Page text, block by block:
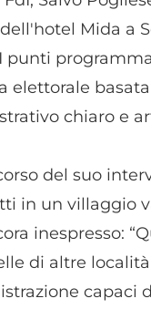
Mida a
punti
elettorale
chiaro e
del suo
in un villaggio
inespresso:
di altre
capaci